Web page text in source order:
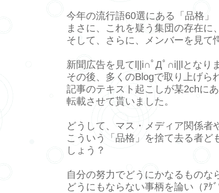
今年の流行語60選にある「品格」
まさに、これを疑う集団の存在に
そして、さらに、メンバーを見て
新聞広告を見てl||i∩ﾟДﾟ∩i||lとなり
その後、多くのBlogで取り上げら
記事のテキスト起こしが某2chに
転載させて貰いました。
どうして、マス・メディア関係者
こういう「品格」を捨て去る者ど
しょう？
自分の努力でどうにかなるものな
どうにもならない事柄を論い（ｱｹ